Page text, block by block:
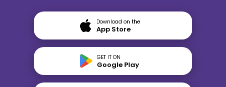
Download on the
App Store
GET IT ON
Google Play